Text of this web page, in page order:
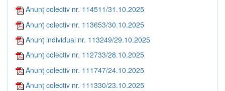
Anunț colectiv nr. 114511/31.10.2025
Anunț colectiv nr. 113653/30.10.2025
Anunț individual nr. 113249/29.10.2025
Anunț colectiv nr. 112733/28.10.2025
Anunț colectiv nr. 111747/24.10.2025
Anunț colectiv nr. 111330/23.10.2025